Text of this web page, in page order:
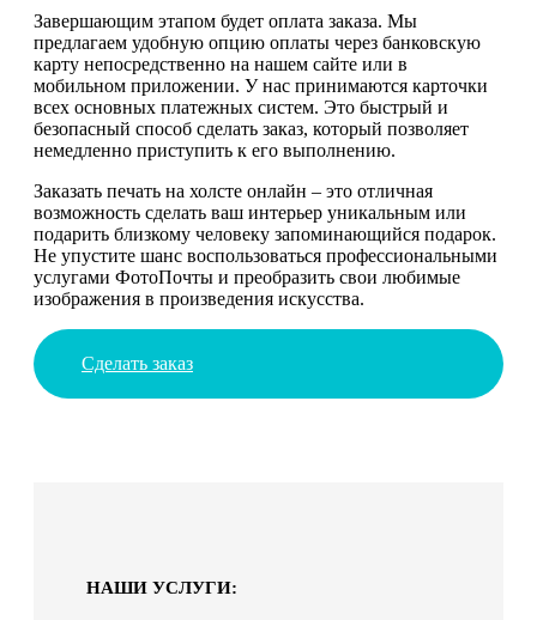
Завершающим этапом будет оплата заказа. Мы
предлагаем удобную опцию оплаты через банковскую
карту непосредственно на нашем сайте или в
мобильном приложении. У нас принимаются карточки
всех основных платежных систем. Это быстрый и
безопасный способ сделать заказ, который позволяет
немедленно приступить к его выполнению.
Заказать печать на холсте онлайн – это отличная
возможность сделать ваш интерьер уникальным или
подарить близкому человеку запоминающийся подарок.
Не упустите шанс воспользоваться профессиональными
услугами ФотоПочты и преобразить свои любимые
изображения в произведения искусства.
Сделать заказ
НАШИ УСЛУГИ: